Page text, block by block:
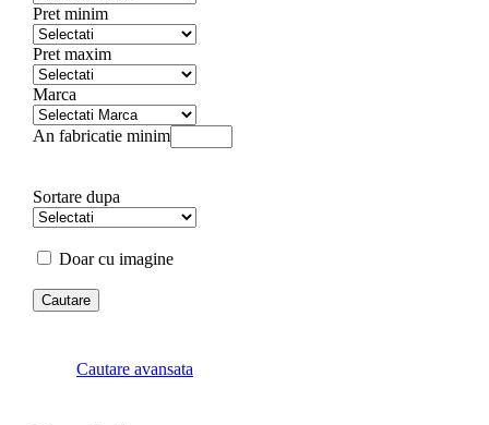
Pret minim
Pret maxim
Marca
An fabricatie minim
Sortare dupa
Doar cu imagine
Cautare avansata